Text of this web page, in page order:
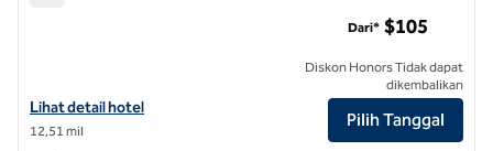
Lihat detail hotel untuk Hampton Inn Charlotte-University Place
Lihat detail hotel
12,51 mil
Dari* $105
Diskon Honors Tidak dapat
dikembalikan
Pilih Tanggal